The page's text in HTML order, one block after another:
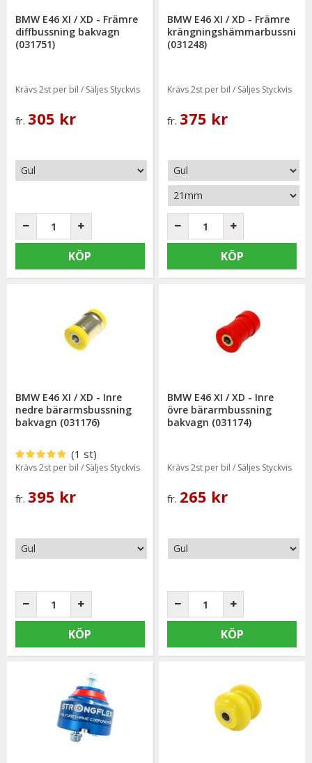
BMW E46 XI / XD - Främre
diffbussning bakvagn
(031751)
Krävs 2st per bil / Säljes Styckvis
fr. 305 kr
KÖP
BMW E46 XI / XD - Främre
krängningshämmarbussning
(031248)
Krävs 2st per bil / Säljes Styckvis
fr. 375 kr
KÖP
BMW E46 XI / XD - Inre
nedre bärarmsbussning
bakvagn (031176)
(1 st)
Krävs 2st per bil / Säljes Styckvis
fr. 395 kr
KÖP
BMW E46 XI / XD - Inre
övre bärarmbussning
bakvagn (031174)
Krävs 2st per bil / Säljes Styckvis
fr. 265 kr
KÖP